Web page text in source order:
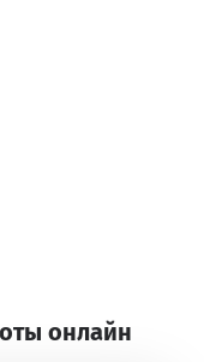
онлайн